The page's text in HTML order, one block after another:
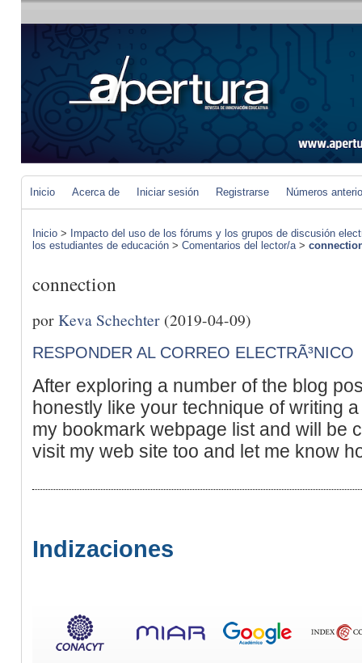
Inicio Acerca de Iniciar sesión Registrarse Números
Inicio > Impacto del uso de los fórums y los grupos de discusión
los estudiantes de educación > Comentarios del lector/a>
connection
porKeva Schechter (2019-04-09)
RESPONDER AL CORREO ELECTRÃ³NICO
After exploring a number of the blog
honestly like your technique of writing
my bookmark webpage list and will be
visit my web site too and let me know
Indizaciones